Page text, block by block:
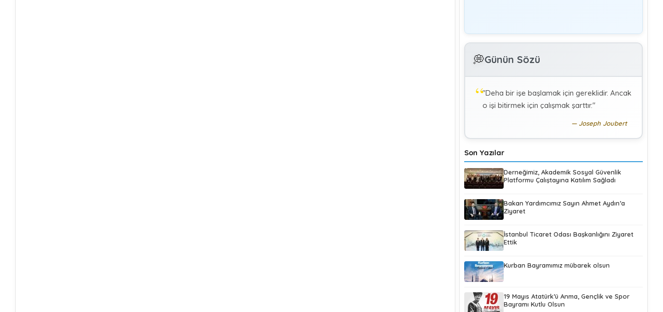
K
KÜBRA KOÇ
İkili Sosyal Güvenlik Anlaşmaları :Türkiye
(Makale)
💭Günün Sözü
"Deha bir işe başlamak için gereklidir. Ancak
o işi bitirmek için çalışmak şarttır."
Joseph Joubert
Son Yazılar
Derneğimiz, Akademik Sosyal Güvenlik
Platformu Çalıştayına Katılım Sağladı
Bakan Yardımcımız Sayın Ahmet Aydın’a
Ziyaret
İstanbul Ticaret Odası Başkanlığını Ziyaret
Ettik
Kurban Bayramımız mübarek olsun
19 Mayıs Atatürk’ü Anma, Gençlik ve Spor
Bayramı Kutlu Olsun